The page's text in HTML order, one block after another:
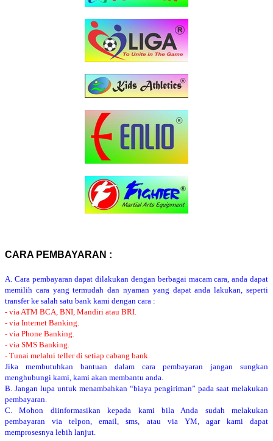
CARA PEMBAYARAN :
A. Cara pembayaran dapat dilakukan dengan berbagai macam cara, anda dapat
memilih cara yang termudah dan nyaman yang dapat anda lakukan, seperti
transfer ke salah satu bank kami dengan cara :
- via ATM BCA, BNI, Mandiri atau BRI.
- via Internet Banking.
- via Phone Banking.
- via SMS Banking.
- Tunai melalui teller di setiap cabang bank.
Jika membutuhkan bantuan dalam cara pembayaran jangan sungkan
menghubungi kami, kami akan membantu anda.
B. Jangan lupa untuk menambahkan “biaya pengiriman” pada saat melakukan
pembayaran.
C. Mohon diinformasikan kepada kami bila Anda sudah melakukan
pembayaran via telpon, email, sms, atau via YM, agar kami dapat
memprosesnya lebih lanjut.